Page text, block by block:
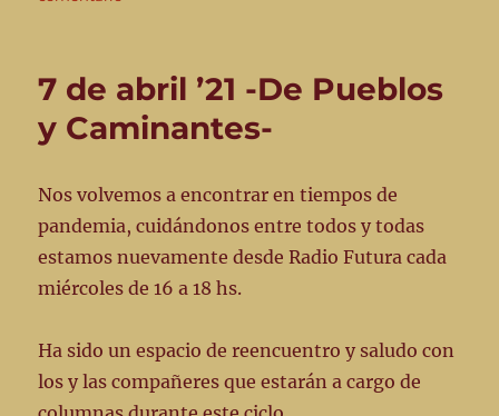
abril
7 de abril ’21 -De Pueblos
y Caminantes-
Nos volvemos a encontrar en tiempos de
pandemia, cuidándonos entre todos y todas
estamos nuevamente desde Radio Futura cada
miércoles de 16 a 18 hs.
Ha sido un espacio de reencuentro y saludo con
los y las compañeres que estarán a cargo de